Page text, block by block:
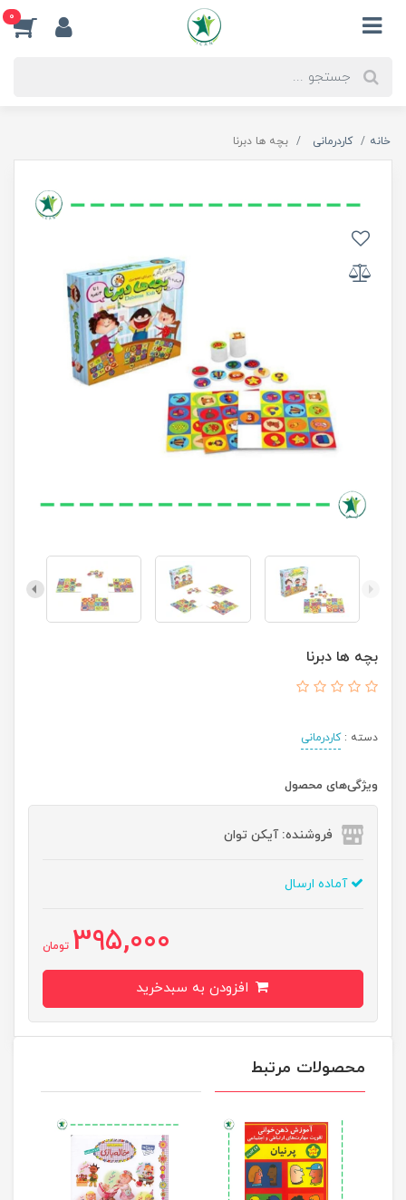
0
خانه کاردرمانی بچه ها دبرنا
بچه ها دبرنا
دسته :کاردرمانی
ویژگی‌های محصول
فروشنده: آیکن توان
آماده ارسال
395,000 تومان
محصولات مرتبط